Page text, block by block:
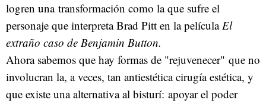
logren una transformación como la que sufre el
personaje que interpreta Brad Pitt en la películaEl
extraño caso de Benjamin Button.
Ahora sabemos que hay formas de "rejuvenecer" que no
involucran la, a veces, tan antiestética cirugía estética, y
que existe una alternativa al bisturí: apoyar el poder